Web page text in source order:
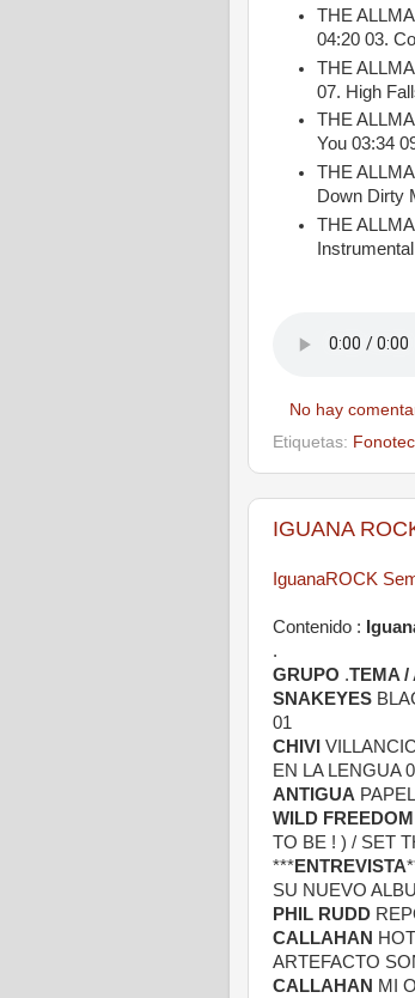
THE
04:20 03.
THE
07. High
THE
You 03:34
THE
Down Dirty
THE
No hay
Etiquetas:
IGUANA
IguanaROCK
Contenido :
.
GRUPO .TEMA /
SNAKEYES
01
CHIVI
EN LA LENGUA
ANTIGUA
WILD FREEDOM
TO BE ! ) / SET
***ENTREVISTA
SU NUEVO
PHIL RUDD
CALLAHAN
ARTEFACTO
CALLAHAN MI